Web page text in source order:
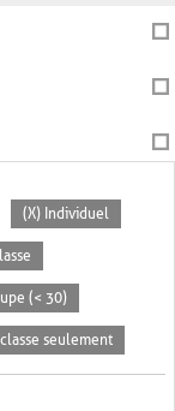
(X) Individuel
(< 30)
classe seulement